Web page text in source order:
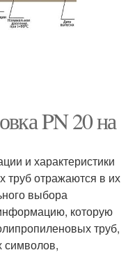
PN 20 на
и характеристики
отражаются в их
выбора
которую
труб,
символов,